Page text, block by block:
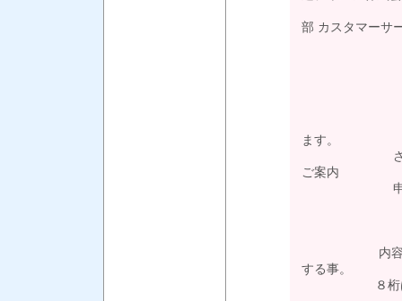
部 カスタマーサ
ます。
さて、パキ
ご案内
申し上
内容 ：B/L
する事。
８桁はパキ